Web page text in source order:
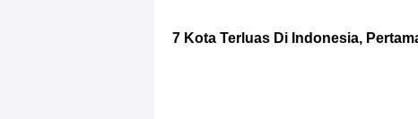
7 Kota Terluas Di Indonesia,